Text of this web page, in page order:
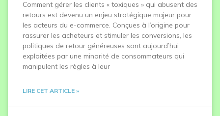
Comment gérer les clients « toxiques » qui abusent des
retours est devenu un enjeu stratégique majeur pour
les acteurs du e-commerce. Conçues à l’origine pour
rassurer les acheteurs et stimuler les conversions, les
politiques de retour généreuses sont aujourd’hui
exploitées par une minorité de consommateurs qui
manipulent les règles à leur
LIRE CET ARTICLE »